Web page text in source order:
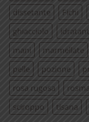
dissetante
Fichi
ghiacciolo
mani
marmellate
pelle
pozione
rosa rugosa
sciroppo
tisana